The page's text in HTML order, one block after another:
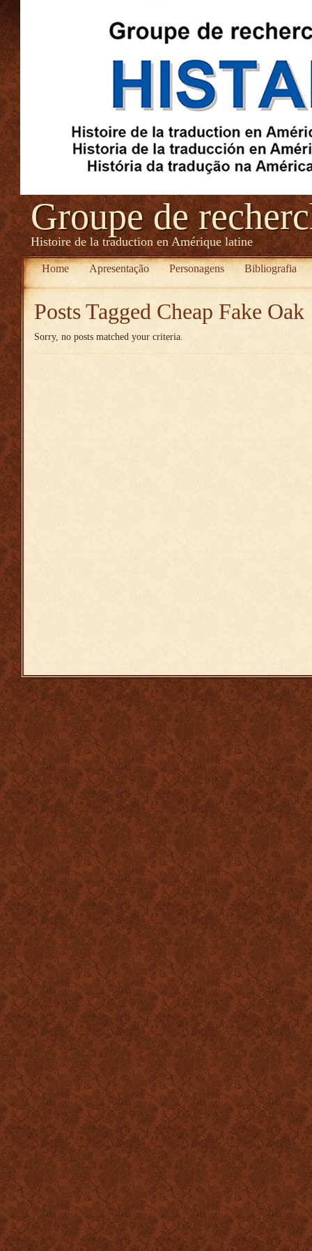
Groupe de
Histoire de la traduction en Amérique latine
Home Apresentação Personagens Bibliografia
Posts Tagged Cheap Fake Oak
Sorry, no posts matched your criteria.